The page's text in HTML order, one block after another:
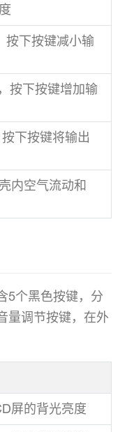
按下按键减小输
按下按键增加输
按下按键将输出
内空气流动和
5个黑色按键，分
量调节按键，在外
屏的背光亮度